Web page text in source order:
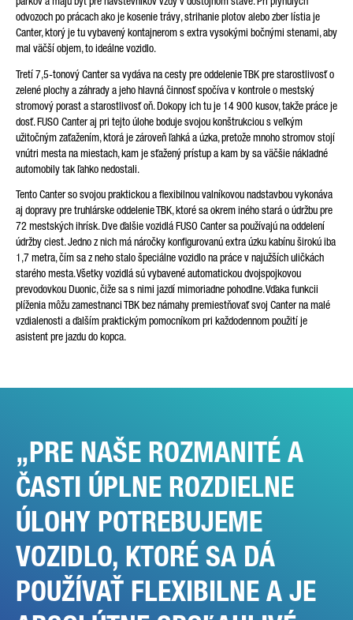
odvozoch po prácach ako je kosenie trávy, strihanie plotov alebo zber lístia je
Canter, ktorý je tu vybavený kontajnerom s extra vysokými bočnými stenami, aby
mal väčší objem, to ideálne vozidlo.
Tretí 7,5-tonový Canter sa vydáva na cesty pre oddelenie TBK pre starostlivosť o
zelené plochy a záhrady a jeho hlavná činnosť spočíva v kontrole o mestský
stromový porast a starostlivosť oň. Dokopy ich tu je 14 900 kusov, takže práce je
dosť. FUSO Canter aj pri tejto úlohe boduje svojou konštrukciou s veľkým
užitočným zaťažením, ktorá je zároveň ľahká a úzka, pretože mnoho stromov stojí
vnútri mesta na miestach, kam je sťažený prístup a kam by sa väčšie nákladné
automobily tak ľahko nedostali.
Tento Canter so svojou praktickou a flexibilnou valníkovou nadstavbou vykonáva
aj dopravy pre truhlárske oddelenie TBK, ktoré sa okrem iného stará o údržbu pre
72 mestských ihrísk. Dve ďalšie vozidlá FUSO Canter sa používajú na oddelení
údržby ciest. Jedno z nich má náročky konfigurovanú extra úzku kabínu širokú iba
1,7 metra, čím sa z neho stalo špeciálne vozidlo na práce v najužších uličkách
starého mesta. Všetky vozidlá sú vybavené automatickou dvojspojkovou
prevodovkou Duonic, čiže sa s nimi jazdí mimoriadne pohodlne. Vďaka funkcii
plíženia môžu zamestnanci TBK bez námahy premiestňovať svoj Canter na malé
vzdialenosti a ďalším praktickým pomocníkom pri každodennom použití je
asistent pre jazdu do kopca.
PRE NAŠE ROZMANITÉ A
ČASTI ÚPLNE ROZDIELNE
ÚLOHY POTREBUJEME
VOZIDLO, KTORÉ SA DÁ
POUŽÍVAŤ FLEXIBILNE A JE